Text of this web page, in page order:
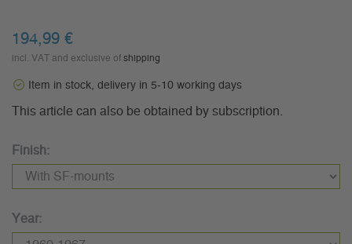
194,99 €
incl. VAT and exclusive of shipping
Item in stock, delivery in 5-10 working days
This article can also be obtained by subscription.
Finish:
Year: